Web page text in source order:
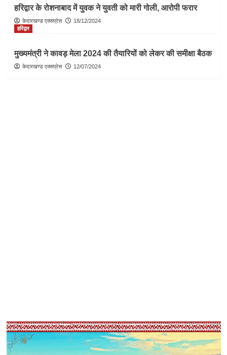
हरिद्वार के रोशनाबाद में युवक ने युवती को मारी गोली, आरोपी फरार
केदारखण्ड एक्सप्रेस
18/12/2024
हरिद्वार
मुख्यमंत्री ने कावड़ मेला 2024 की तैयारियों को लेकर की समीक्षा बैठक
केदारखण्ड एक्सप्रेस 12/07/2024